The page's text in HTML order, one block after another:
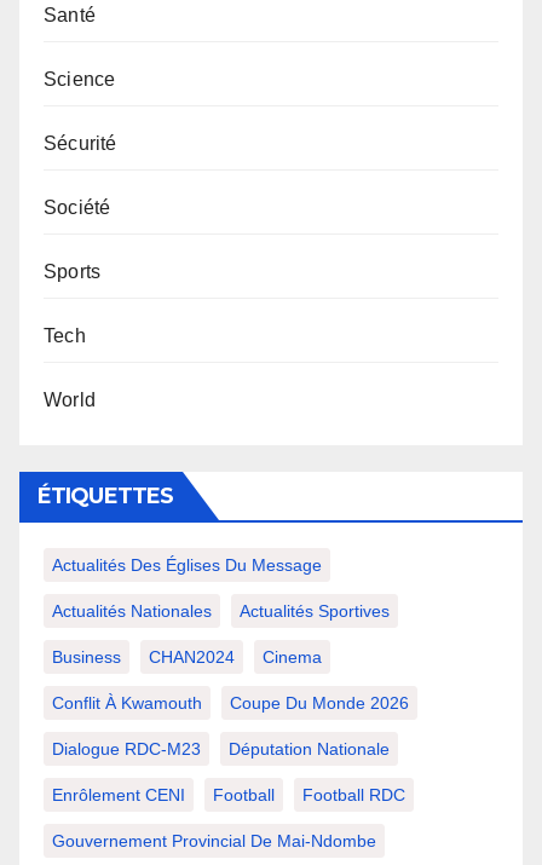
Santé
Science
Sécurité
Société
Sports
Tech
World
ÉTIQUETTES
Actualités Des Églises Du Message
Actualités Nationales Actualités Sportives
Business CHAN2024 Cinema
Conflit À Kwamouth Coupe Du Monde 2026
Dialogue RDC-M23 Députation Nationale
Enrôlement CENI Football Football RDC
Gouvernement Provincial De Mai-Ndombe